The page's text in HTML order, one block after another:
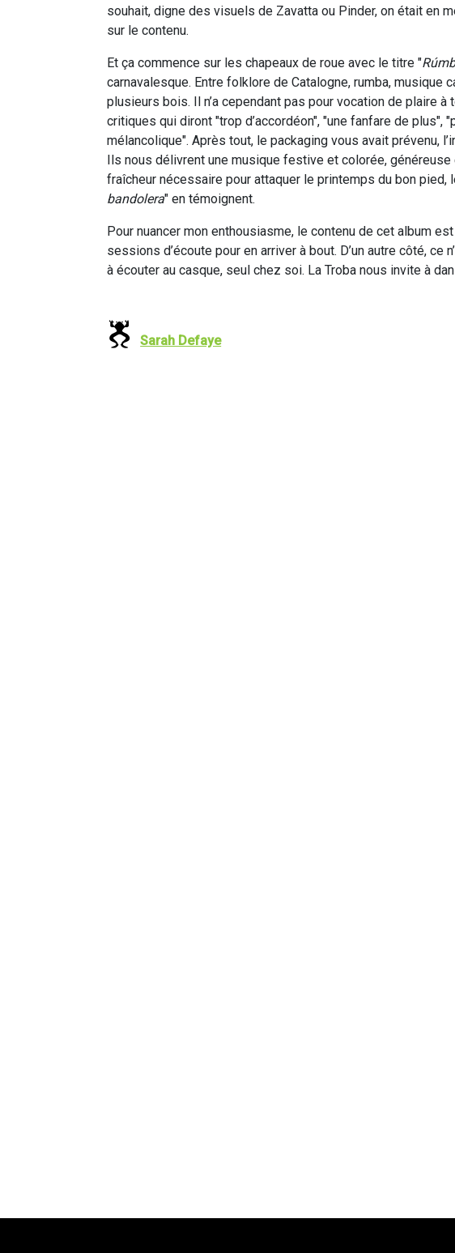
souhait, digne des visuels de Zavatta ou Pinder, on était en
sur le contenu.
Et ça commence sur les chapeaux de roue avec le titre "
carnavalesque. Entre folklore de Catalogne, rumba, musique
plusieurs bois. Il n’a cependant pas pour vocation de plaire à
critiques qui diront "trop d’accordéon", "une fanfare de plus",
mélancolique". Après tout, le packaging vous avait prévenu,
Ils nous délivrent une musique festive et colorée,
fraîcheur nécessaire pour attaquer le printemps du bon pied,
bandolera" en témoignent.
Pour nuancer mon enthousiasme, le contenu de cet album
sessions d’écoute pour en arriver à bout. D’un autre côté,
à écouter au casque, seul chez soi. La Troba nous invite à
Sarah Defaye